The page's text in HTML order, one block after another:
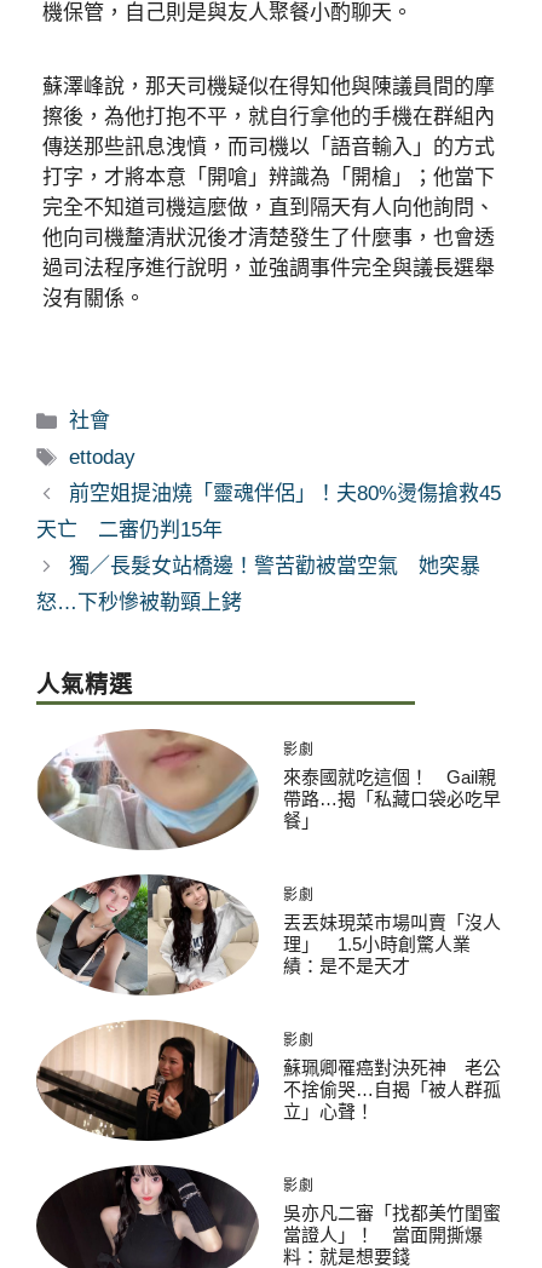
機保管，自己則是與友人聚餐小酌聊天。
蘇澤峰說，那天司機疑似在得知他與陳議員間的摩
擦後，為他打抱不平，就自行拿他的手機在群組內
傳送那些訊息洩憤，而司機以「語音輸入」的方式
打字，才將本意「開嗆」辨識為「開槍」；他當下
完全不知道司機這麼做，直到隔天有人向他詢問、
他向司機釐清狀況後才清楚發生了什麼事，也會透
過司法程序進行說明，並強調事件完全與議長選舉
沒有關係。
分
類
社會
標
籤
ettoday
前空姐提油燒「靈魂伴侶」！夫80%燙傷搶救45
天亡 二審仍判15年
獨／長髮女站橋邊！警苦勸被當空氣 她突暴
怒…下秒慘被勒頸上銬
人氣精選
影劇
來泰國就吃這個！ Gail親
帶路…揭「私藏口袋必吃早
餐」
影劇
丟丟妹現菜市場叫賣「沒人
理」 1.5小時創驚人業
績：是不是天才
影劇
蘇珮卿罹癌對決死神 老公
不捨偷哭…自揭「被人群孤
立」心聲！
影劇
吳亦凡二審「找都美竹閨蜜
當證人」！ 當面開撕爆
料：就是想要錢